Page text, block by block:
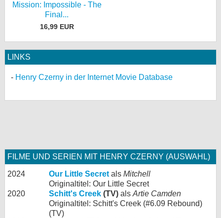
Mission: Impossible - The
Final...
16,99 EUR
LINKS
Henry Czerny in der Internet Movie Database
FILME UND SERIEN MIT HENRY CZERNY (AUSWAHL)
2024 Our Little Secret als Mitchell
Originaltitel: Our Little Secret
2020
Schitt's Creek (TV) als Artie Camden
Originaltitel: Schitt's Creek (#6.09 Rebound)
(TV)